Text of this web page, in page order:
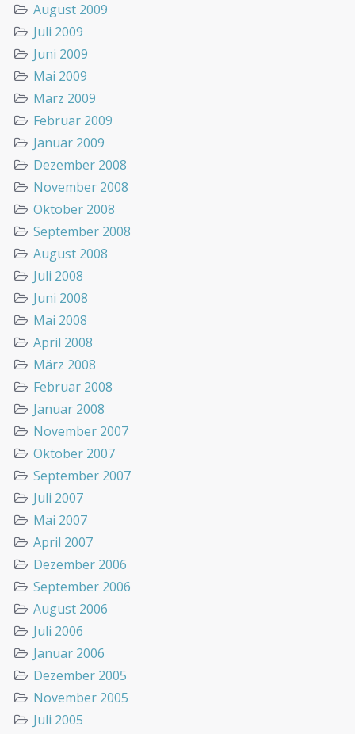
August 2009
Juli 2009
Juni 2009
Mai 2009
März 2009
Februar 2009
Januar 2009
Dezember 2008
November 2008
Oktober 2008
September 2008
August 2008
Juli 2008
Juni 2008
Mai 2008
April 2008
März 2008
Februar 2008
Januar 2008
November 2007
Oktober 2007
September 2007
Juli 2007
Mai 2007
April 2007
Dezember 2006
September 2006
August 2006
Juli 2006
Januar 2006
Dezember 2005
November 2005
Juli 2005